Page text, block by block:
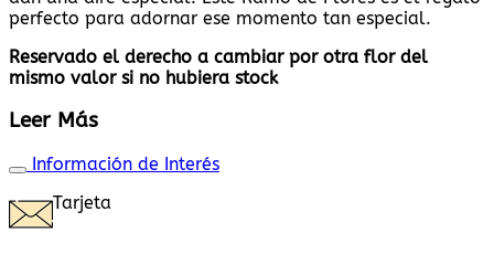
perfecto para adornar ese momento tan especial.
Reservado el derecho a cambiar por otra flor del
mismo valor si no hubiera stock
Leer Más
Información de Interés
Tarjeta